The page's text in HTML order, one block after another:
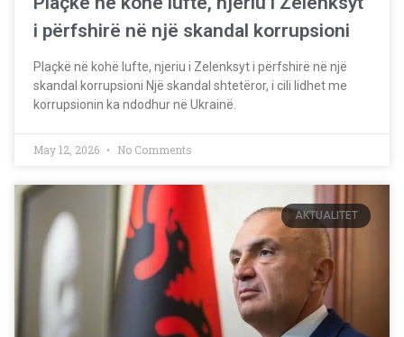
i përfshirë në një skandal korrupsioni
Plaçkë në kohë lufte, njeriu i Zelenksyt i përfshirë në një
skandal korrupsioni Një skandal shtetëror, i cili lidhet me
korrupsionin ka ndodhur në Ukrainë.
May 12, 2026 No Comments
AKTUALITET